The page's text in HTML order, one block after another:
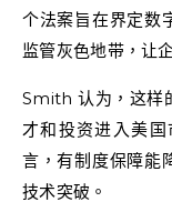
个法案旨在界定数
监管灰色地带，让
Smith 认为，这样
才和投资进入美
言，有制度保障能
技术突破。